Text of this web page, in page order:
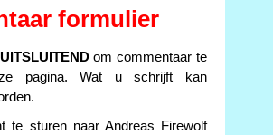
formulier
UITSLUITENDom commentaar te
pagina. Wat u schrijft kan
te sturen naar Andreas Firewolf